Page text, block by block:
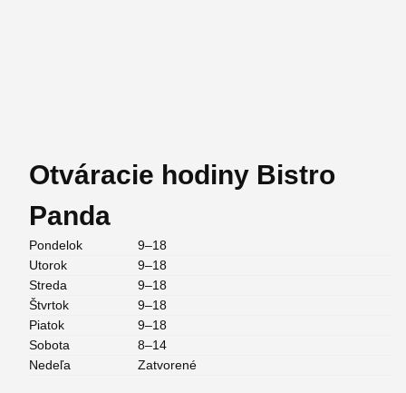
Otváracie hodiny Bistro
Panda
Pondelok
9–18
Utorok
9–18
Streda
9–18
Štvrtok
9–18
Piatok
9–18
Sobota
8–14
Nedeľa
Zatvorené